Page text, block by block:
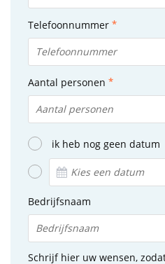
Telefoonnummer
Aantal personen
ik heb nog geen datum
Bedrijfsnaam
Schrijf hier uw wensen,